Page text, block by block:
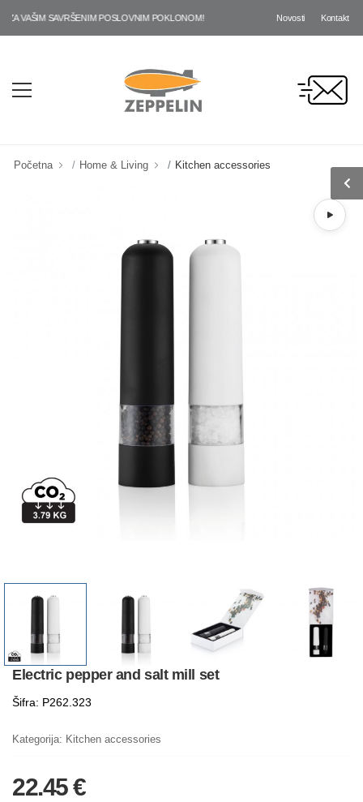
SAVRŠENIM POSLOVNIM POKLONOM! Novosti Kontakt
Početna Home & Living Kitchen accessories
Electric pepper and salt mill set
Šifra: P262.323
Kategorija: Kitchen accessories
22.45 €